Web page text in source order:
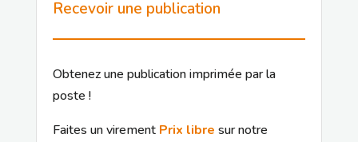
Recevoir une publication
Obtenez une publication imprimée par la
poste !
Faites un virement Prix libre sur notre